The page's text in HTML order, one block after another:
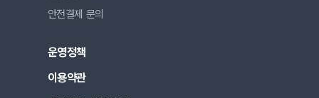
안전결제 문의
운영정책
이용약관